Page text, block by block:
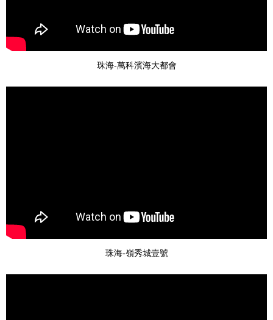
珠海-萬科濱海大都會
珠海-嶺秀城壹號